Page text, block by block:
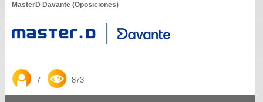
MasterD Davante (Oposiciones)
7 873